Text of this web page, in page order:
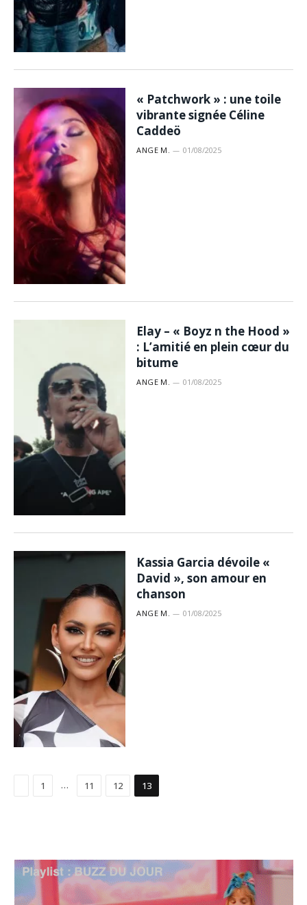
« Patchwork » : une toile
vibrante signée Céline
Caddeö
ANGE M. 01/08/2025
Elay – « Boyz n the Hood »
: L’amitié en plein cœur du
bitume
ANGE M. 01/08/2025
Kassia Garcia dévoile «
David », son amour en
chanson
ANGE M. 01/08/2025
Précédent
1 … 11 12 13